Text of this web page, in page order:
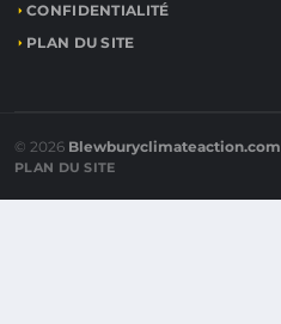
CONFIDENTIALITÉ
PLAN DU SITE
© 2026 Blewburyclimateaction.com
PLAN DU SITE